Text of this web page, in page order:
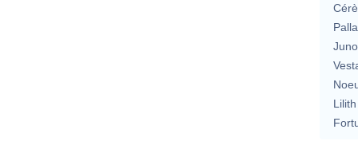
Lilith